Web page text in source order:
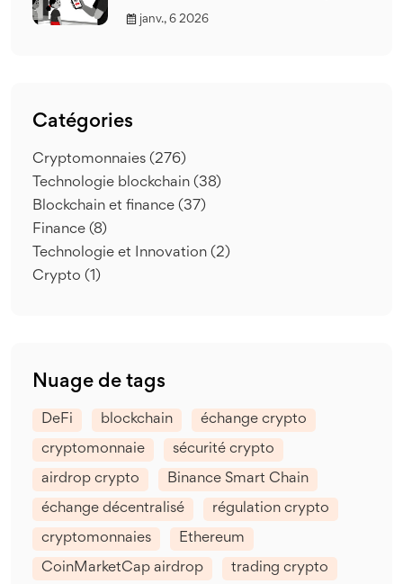
janv., 6 2026
Catégories
Cryptomonnaies (276)
Technologie blockchain (38)
Blockchain et finance (37)
Finance (8)
Technologie et Innovation (2)
Crypto (1)
Nuage de tags
DeFi blockchain échange crypto
cryptomonnaie sécurité crypto
airdrop crypto Binance Smart Chain
échange décentralisé régulation crypto
cryptomonnaies Ethereum
CoinMarketCap airdrop trading crypto